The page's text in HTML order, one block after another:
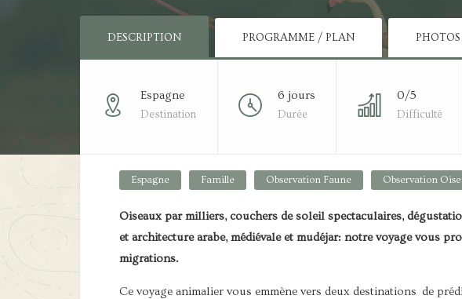
DESCRIPTION PROGRAMME / PLAN PHOTOS
Espagne
Destination
6 jours
Durée
0/5
Difficulté
Espagne Famille Observation Faune Observation
Oiseaux par milliers, couchers de soleil spectaculaires,
et architecture arabe, médiévale et mudéjar: notre voyage vous
migrations.
Ce voyage animalier vous emmène vers deux destinations de